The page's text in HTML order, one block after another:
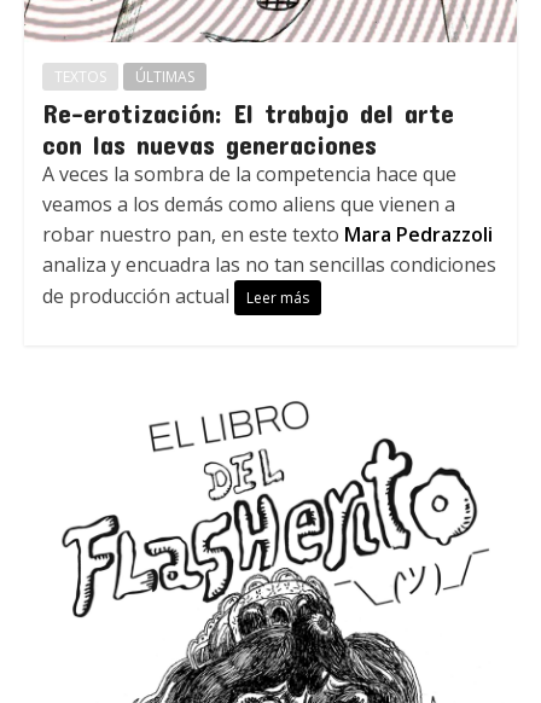
TEXTOS ÚLTIMAS
Re-erotización: El trabajo del arte
con las nuevas generaciones
A veces la sombra de la competencia hace que
veamos a los demás como aliens que vienen a
robar nuestro pan, en este texto Mara Pedrazzoli
analiza y encuadra las no tan sencillas condiciones
de producción actual
Leer más